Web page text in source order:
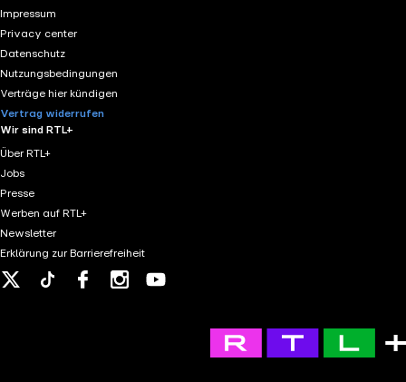
Impressum
Privacy center
Datenschutz
Nutzungsbedingungen
Verträge hier kündigen
Vertrag widerrufen
Wir sind RTL+
Über RTL+
Jobs
Presse
Werben auf RTL+
Newsletter
Erklärung zur Barrierefreiheit
Tiktok FacebookInstagram